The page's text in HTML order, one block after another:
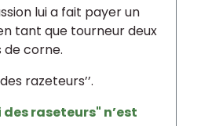
lui a fait payer un
tant que tourneur deux
de corne.
razeteurs’’.
des raseteurs" n’est